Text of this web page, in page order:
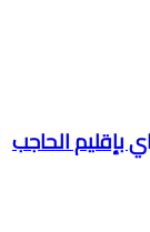
بإقليم الحاجب